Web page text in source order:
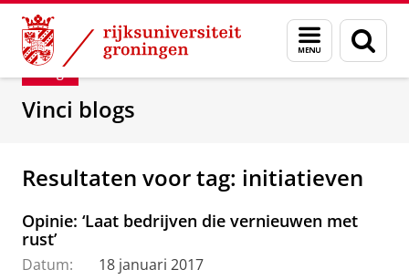
Skip
Content
Skip
Navigation
Menu
en
zoeken
Department of Innovation Management &
Blog
Vinci blogs
Resultaten voor tag: initiatieven
Opinie: ‘Laat bedrijven die vernieuwen met
rust’
Datum:
18 januari 2017